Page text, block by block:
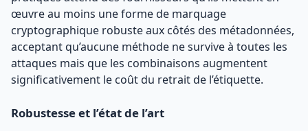
œuvre au moins une forme de marquage
cryptographique robuste aux côtés des métadonnées,
acceptant qu’aucune méthode ne survive à toutes les
attaques mais que les combinaisons augmentent
significativement le coût du retrait de l’étiquette.
Robustesse et l’état de l’art